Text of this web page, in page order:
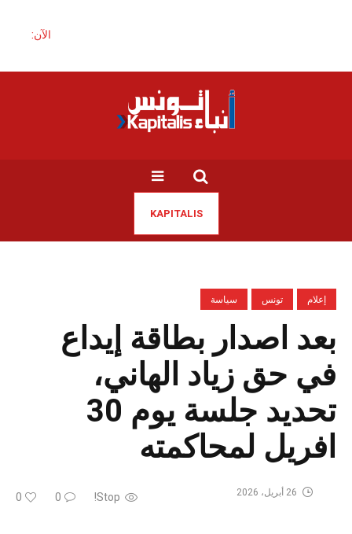
الآن:
KAPITALIS
إعلام تونس سياسة
بعد اصدار بطاقة إيداع
في حق زياد الهاني،
تحديد جلسة يوم 30
افريل لمحاكمته
Stop!
0
0 26 أبريل، 2026